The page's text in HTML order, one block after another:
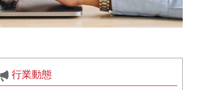
行業動態